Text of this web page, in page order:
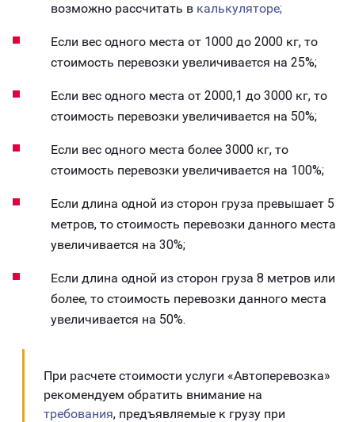
возможно рассчитать в калькуляторе;
Если вес одного места от 1000 до 2000 кг, то
стоимость перевозки увеличивается на 25%;
Если вес одного места от 2000,1 до 3000 кг, то
стоимость перевозки увеличивается на 50%;
Если вес одного места более 3000 кг, то
стоимость перевозки увеличивается на 100%;
Если длина одной из сторон груза превышает 5
метров, то стоимость перевозки данного места
увеличивается на 30%;
Если длина одной из сторон груза 8 метров или
более, то стоимость перевозки данного места
увеличивается на 50%.
При расчете стоимости услуги «Автоперевозка»
рекомендуем обратить внимание на
требования, предъявляемые к грузу при